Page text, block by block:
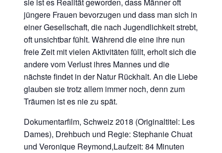
sie ist es Realität geworden, dass Männer oft
jüngere Frauen bevorzugen und dass man sich in
einer Gesellschaft, die nach Jugendlichkeit strebt,
oft unsichtbar fühlt. Während die eine ihre nun
freie Zeit mit vielen Aktivitäten füllt, erholt sich die
andere vom Verlust ihres Mannes und die
nächste findet in der Natur Rückhalt. An die Liebe
glauben sie trotz allem immer noch, denn zum
Träumen ist es nie zu spät.
Dokumentarfilm, Schweiz 2018 (Originaltitel: Les
Dames), Drehbuch und Regie: Stephanie Chuat
und Veronique Reymond,Laufzeit: 84 Minuten